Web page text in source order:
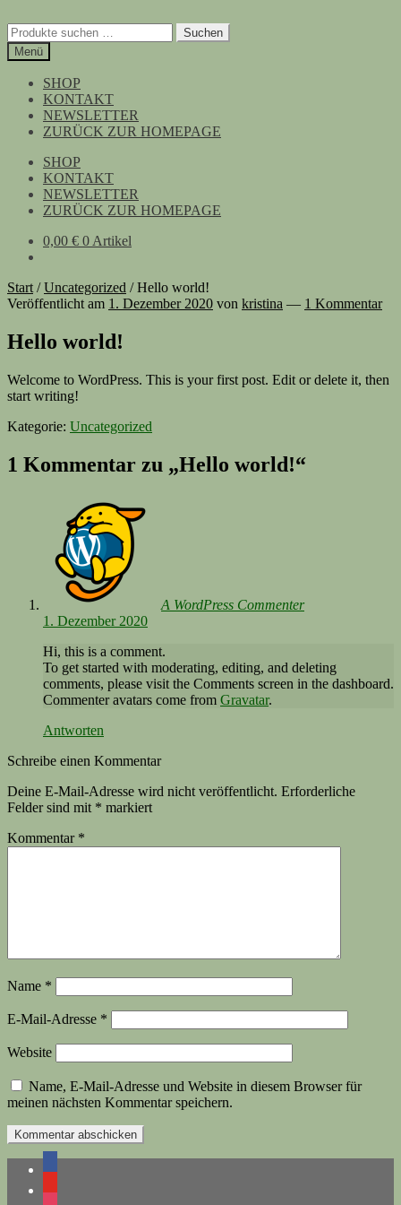
Navigation
springen
Inhalt
springen
Suchen
nach:
Suchen
Menü
SHOP
KONTAKT
NEWSLETTER
ZURÜCK ZUR HOMEPAGE
SHOP
KONTAKT
NEWSLETTER
ZURÜCK ZUR HOMEPAGE
0,00 € 0 Artikel
Start /Uncategorized /Hello world!
Veröffentlicht am 1. Dezember 2020 von kristina — 1 Kommentar
Hello world!
Welcome to WordPress. This is your first post. Edit or delete it, then
start writing!
Kategorie: Uncategorized
1 Kommentar zu „Hello world!“
A WordPress Commenter
1. Dezember 2020
Hi, this is a comment.
To get started with moderating, editing, and deleting
comments, please visit the Comments screen in the dashboard.
Commenter avatars come from Gravatar.
Antworten
Schreibe einen Kommentar
Deine E-Mail-Adresse wird nicht veröffentlicht. Erforderliche
Felder sind mit * markiert
Kommentar *
Name *
E-Mail-Adresse *
Website
Name, E-Mail-Adresse und Website in diesem Browser für
meinen nächsten Kommentar speichern.